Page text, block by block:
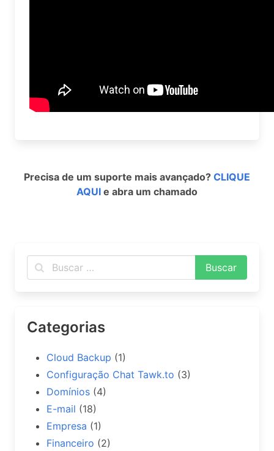
Precisa de um suporte mais avançado? CLIQUE
AQUI e abra um chamado
Categorias
Cloud Backup (1)
Configuração Chat Tawk.to (3)
Domínios (4)
E-mail (18)
Empresa (1)
Financeiro (2)